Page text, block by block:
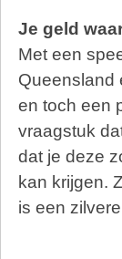
Je geld
Met een
Queensland
en toch een
vraagstuk
dat je deze
kan krijgen.
is een